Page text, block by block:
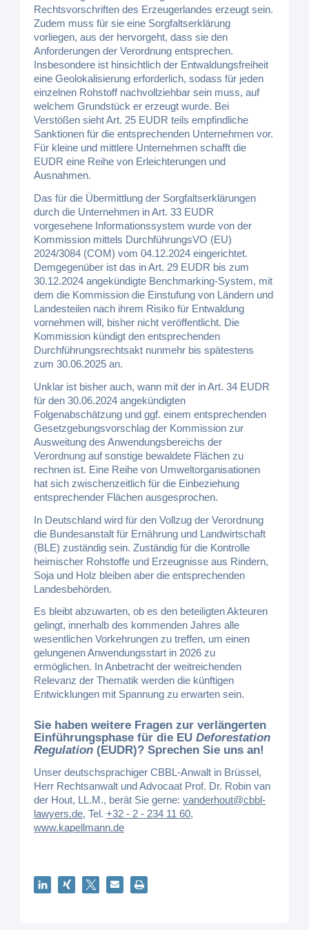
Rechtsvorschriften des Erzeugerlandes erzeugt sein.
Zudem muss für sie eine Sorgfaltserklärung
vorliegen, aus der hervorgeht, dass sie den
Anforderungen der Verordnung entsprechen.
Insbesondere ist hinsichtlich der Entwaldungsfreiheit
eine Geolokalisierung erforderlich, sodass für jeden
einzelnen Rohstoff nachvollziehbar sein muss, auf
welchem Grundstück er erzeugt wurde. Bei
Verstößen sieht Art. 25 EUDR teils empfindliche
Sanktionen für die entsprechenden Unternehmen vor.
Für kleine und mittlere Unternehmen schafft die
EUDR eine Reihe von Erleichterungen und
Ausnahmen.
Das für die Übermittlung der Sorgfaltserklärungen
durch die Unternehmen in Art. 33 EUDR
vorgesehene Informationssystem wurde von der
Kommission mittels DurchführungsVO (EU)
2024/3084 (COM) vom 04.12.2024 eingerichtet.
Demgegenüber ist das in Art. 29 EUDR bis zum
30.12.2024 angekündigte Benchmarking-System, mit
dem die Kommission die Einstufung von Ländern und
Landesteilen nach ihrem Risiko für Entwaldung
vornehmen will, bisher nicht veröffentlicht. Die
Kommission kündigt den entsprechenden
Durchführungsrechtsakt nunmehr bis spätestens
zum 30.06.2025 an.
Unklar ist bisher auch, wann mit der in Art. 34 EUDR
für den 30.06.2024 angekündigten
Folgenabschätzung und ggf. einem entsprechenden
Gesetzgebungsvorschlag der Kommission zur
Ausweitung des Anwendungsbereichs der
Verordnung auf sonstige bewaldete Flächen zu
rechnen ist. Eine Reihe von Umweltorganisationen
hat sich zwischenzeitlich für die Einbeziehung
entsprechender Flächen ausgesprochen.
In Deutschland wird für den Vollzug der Verordnung
die Bundesanstalt für Ernährung und Landwirtschaft
(BLE) zuständig sein. Zuständig für die Kontrolle
heimischer Rohstoffe und Erzeugnisse aus Rindern,
Soja und Holz bleiben aber die entsprechenden
Landesbehörden.
Es bleibt abzuwarten, ob es den beteiligten Akteuren
gelingt, innerhalb des kommenden Jahres alle
wesentlichen Vorkehrungen zu treffen, um einen
gelungenen Anwendungsstart in 2026 zu
ermöglichen. In Anbetracht der weitreichenden
Relevanz der Thematik werden die künftigen
Entwicklungen mit Spannung zu erwarten sein.
Sie haben weitere Fragen zurverlängerten
Einführungsphase für die EUDeforestation
Regulation (EUDR)? Sprechen Sie uns an!
Unser deutschsprachiger CBBL-Anwalt in Brüssel,
Herr Rechtsanwalt und Advocaat Prof. Dr. Robin van
der Hout, LL.M., berät Sie gerne:vanderhout@cbbl-
lawyers.de,Tel.+32 - 2 - 234 11 60,
www.kapellmann.de